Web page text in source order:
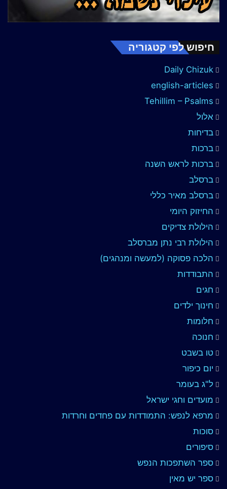
חיפוש לפי קטגוריה
Daily Chizuk
english-articles
Tehillim – Psalms
אלול
בדיחות
ברכות
ברכות לראש השנה
ברסלב
ברסלב מאיר כללי
החיזוק היומי
הילולת צדיקים
הילולת רבי נתן מברסלב
הלכה פסוקה (למעשה ומנהגים)
התבודדות
חגים
חינוך ילדים
חלומות
חנוכה
טו בשבט
יום כיפור
ל"ג בעומר
מועדים וחגי ישראל
מרפא לנפש: התמודדות עם פחדים וחרדות
סוכות
סיפורים
ספר השתפכות הנפש
ספר יש מאין